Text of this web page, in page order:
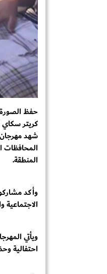
حفظ الصورة
كريتر
شهد مهرجان
المحافظات
المنطقة.
وأكد
الاجتماعية
ويأتي
احتفالية